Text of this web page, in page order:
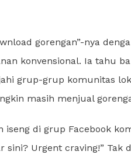
gorengan”-nya
konvensional. Ia tahu
grup-grup komunitas
masih menjual
di grup Facebook
sini? Urgent craving!” Tak